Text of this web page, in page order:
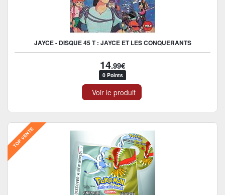
JAYCE - DISQUE 45 T : JAYCE ET LES CONQUERANTS
14.99€
0 Points
Voir le produit
TOP VENTE